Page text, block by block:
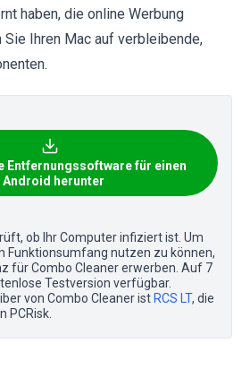
haben, die online Werbung
Sie Ihren Mac auf verbleibende,
Entfernungssoftware für einen
Android herunter
ob Ihr Computer infiziert ist. Um
Funktionsumfang nutzen zu können,
für Combo Cleaner erwerben. Auf 7
Testversion verfügbar.
von Combo Cleaner ist RCS LT, die
PCRisk.